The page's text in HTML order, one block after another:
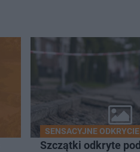
SENSACYJNE ODKRYCIE
Szczątki odkryte pod